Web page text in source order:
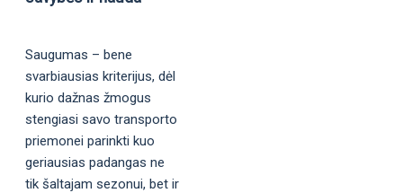
Saugumas – bene
svarbiausias kriterijus, dėl
kurio dažnas žmogus
stengiasi savo transporto
priemonei parinkti kuo
geriausias padangas ne
tik šaltajam sezonui, bet ir